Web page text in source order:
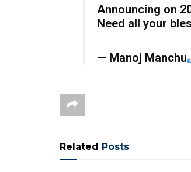
Announcing on
Need all your
— Manoj Manchu
Related Posts